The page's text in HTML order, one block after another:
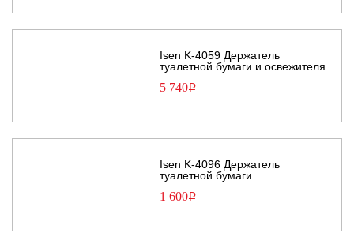
Isen K-4059 Держатель
туалетной бумаги и освежителя
5 740Р
Isen K-4096 Держатель
туалетной бумаги
1 600Р